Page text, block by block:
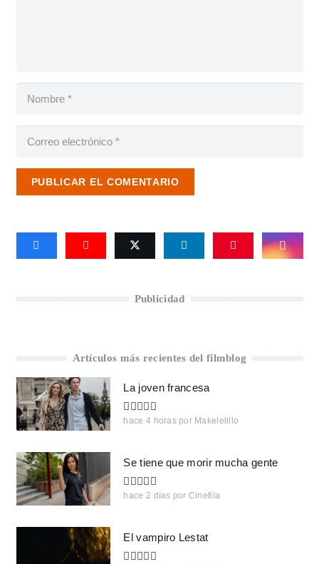
PUBLICAR EL COMENTARIO
Publicidad
Artículos más recientes del filmblog
La joven francesa
hace 4 horas por Makelelillo
Se tiene que morir mucha gente
hace 2 días por Cinefila
El vampiro Lestat